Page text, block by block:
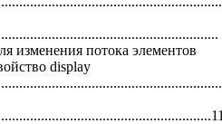
изменения потока элементов
display